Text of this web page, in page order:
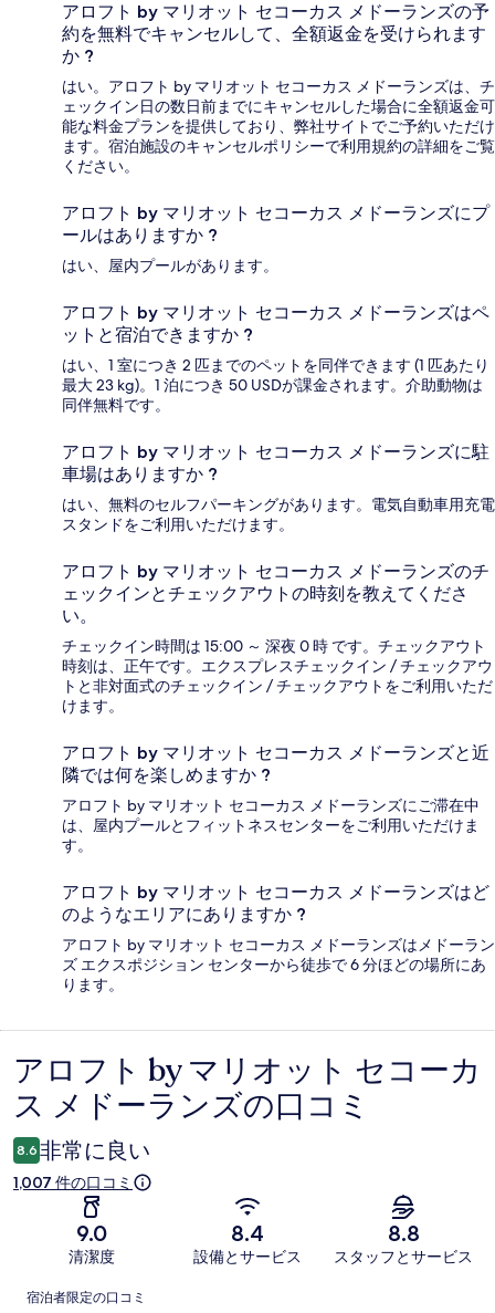
アロフト by マリオット セコーカス メドーランズの予
約を無料でキャンセルして、全額返金を受けられます
か ?
はい。アロフト by マリオット セコーカス メドーランズは、チ
ェックイン日の数日前までにキャンセルした場合に全額返金可
能な料金プランを提供しており、弊社サイトでご予約いただけ
ます。宿泊施設のキャンセルポリシーで利用規約の詳細をご覧
ください。
アロフト by マリオット セコーカス メドーランズにプ
ールはありますか ?
はい、屋内プールがあります。
アロフト by マリオット セコーカス メドーランズはペ
ットと宿泊できますか ?
はい、1 室につき 2 匹までのペットを同伴できます (1 匹あたり
最大 23 kg)。1 泊につき 50 USDが課金されます。介助動物は
同伴無料です。
アロフト by マリオット セコーカス メドーランズに駐
車場はありますか ?
はい、無料のセルフパーキングがあります。電気自動車用充電
スタンドをご利用いただけます。
アロフト by マリオット セコーカス メドーランズのチ
ェックインとチェックアウトの時刻を教えてくださ
い。
チェックイン時間は 15:00 ～ 深夜 0 時 です。チェックアウト
時刻は、正午です。エクスプレスチェックイン / チェックアウ
トと非対面式のチェックイン / チェックアウトをご利用いただ
けます。
アロフト by マリオット セコーカス メドーランズと近
隣では何を楽しめますか ?
アロフト by マリオット セコーカス メドーランズにご滞在中
は、屋内プールとフィットネスセンターをご利用いただけま
す。
アロフト by マリオット セコーカス メドーランズはど
のようなエリアにありますか ?
アロフト by マリオット セコーカス メドーランズはメドーラン
ズ エクスポジション センターから徒歩で 6 分ほどの場所にあ
ります。
口
コ
ミ
アロフト by マリオット セコーカ
ス メドーランズの口コミ
8.6 非常に良い
1,007 件の口コミ
9.0
清潔度
8.4
設備とサービス
8.8
スタッフとサービス
口
宿泊者限定の口コミ